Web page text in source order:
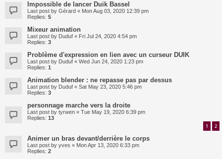
Impossible de lancer Duik Bassel
Last post by Gérard « Mon Aug 03, 2020 12:39 pm
Replies: 5
Mixeur animation
Last post by Duduf « Fri Jul 24, 2020 4:54 pm
Replies: 3
Problème d'expression en lien avec un curseur DUIK
Last post by Duduf « Wed Jun 24, 2020 1:23 pm
Replies: 1
Animation blender : ne repasse pas par dessus
Last post by Duduf « Sat May 23, 2020 5:46 pm
Replies: 3
personnage marche vers la droite
Last post by tyrwen « Tue May 19, 2020 6:39 pm
Replies: 13
1 2
Animer un bras devant/derrière le corps
Last post by yves « Mon Apr 13, 2020 6:33 pm
Replies: 2